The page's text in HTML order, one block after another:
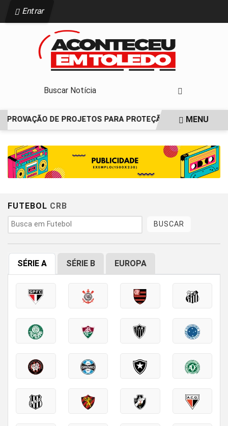
Entrar
DE PROJETOS PARA PROTEÇÃO ÀS MULHERES
MENU
FUTEBOL CRB
BUSCAR
SÉRIE A SÉRIE B EUROPA